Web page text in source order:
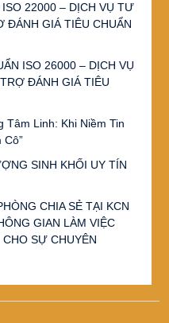
22000 – DỊCH VỤ TƯ
ĐÁNH GIÁ TIÊU CHUẨN
ISO 26000 – DỊCH VỤ
ĐÁNH GIÁ TIÊU
Tâm Linh: Khi Niềm Tin
Cô”
SINH KHỐI UY TÍN
CHIA SẺ TẠI KCN
GIAN LÀM VIỆC
SỰ CHUYÊN